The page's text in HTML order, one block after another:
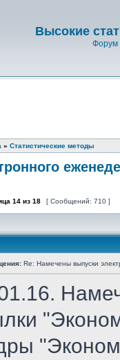
Высокие
Форум
» Статистические методы
14 из 18 [ Сообщений: 710 ]
Re: Намечены выпуски